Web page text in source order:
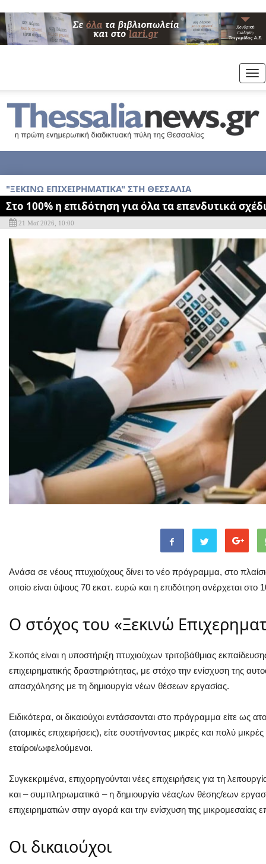
"ΞΕΚΙΝΩ ΕΠΙΧΕΙΡΗΜΑΤΙΚΑ" ΣΤΗ ΘΕΣΣΑΛΙΑ
Στο 100% η επιδότηση για όλα τα επενδυτικά
21 Μαϊ 2026, 10:00
Aνάσα σε νέους πτυχιούχους δίνει το νέο πρόγραμμα, στο
οποίο είναι ύψους 70 εκατ. ευρώ και η επιδότηση ανέρχεται στο
Ο στόχος του «Ξεκινώ
Σκοπός είναι η υποστήριξη πτυχιούχων τριτοβάθμιας
επιχειρηματικής δραστηριότητας, με στόχο την ενίσχυση της
απασχόλησης με τη δημιουργία νέων θέσεων εργασίας.
Ειδικότερα, οι δικαιούχοι εντάσσονται στο πρόγραμμα είτε ως
(ατομικές επιχειρήσεις), είτε συστήνοντας μικρές και πολύ
εταίροι/ωφελούμενοι.
Συγκεκριμένα, επιχορηγούνται νέες επιχειρήσεις για τη
και – συμπληρωματικά – η δημιουργία νέας/ων θέσης/εων
επιχειρηματιών στην αγορά και την ενίσχυση της μικρομεσαίας
Οι δικαιούχοι